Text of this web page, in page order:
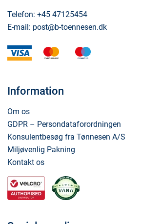
Telefon: +45 47125454
E-mail: post@b-toennesen.dk
visa mastercard
Information
Om os
GDPR – Persondataforordningen
Konsulentbesøg fra Tønnesen A/S
Miljøvenlig Pakning
Kontakt os